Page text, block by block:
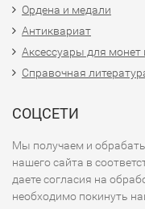
Ордена и медали
Антиквариат
Аксессуары для монет
Справочная
СОЦСЕТИ
Мы получаем и
нашего сайта в
даете согласия на
необходимо покинуть